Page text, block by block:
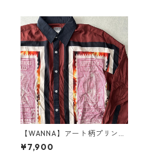
【WANNA】アート柄プリント
シャツ ブラウン 1 古着 メンズ
¥7,900